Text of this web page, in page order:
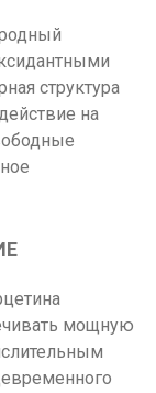
структура
на
мощную